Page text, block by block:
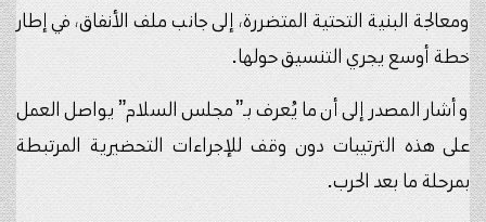
ومعالجة البنية التحتية المتضررة، إلى جانب ملف الأنفاق، في إطار
خطة أوسع يجري التنسيق حولها.
وأشار المصدر إلى أن ما يُعرف بـ”مجلس السلام” يواصل العمل
على هذه الترتيبات دون وقف للإجراءات التحضيرية المرتبطة
بمرحلة ما بعد الحرب.